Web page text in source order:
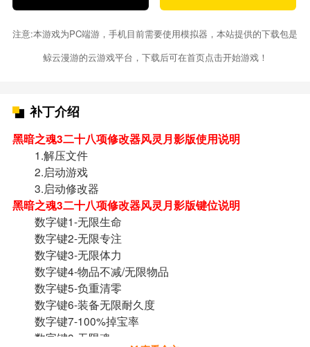
注意:本游戏为PC端游，手机目前需要使用模拟器，本站提供的下载包是
鲸云漫游的云游戏平台，下载后可在首页点击开始游戏！
补丁介绍
黑暗之魂3二十八项修改器风灵月影版使用说明
1.解压文件
2.启动游戏
3.启动修改器
黑暗之魂3二十八项修改器风灵月影版键位说明
数字键1-无限生命
数字键2-无限专注
数字键3-无限体力
数字键4-物品不减/无限物品
数字键5-负重清零
数字键6-装备无限耐久度
数字键7-100%掉宝率
数字键8-无限魂